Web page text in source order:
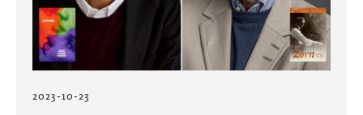
2023-10-23